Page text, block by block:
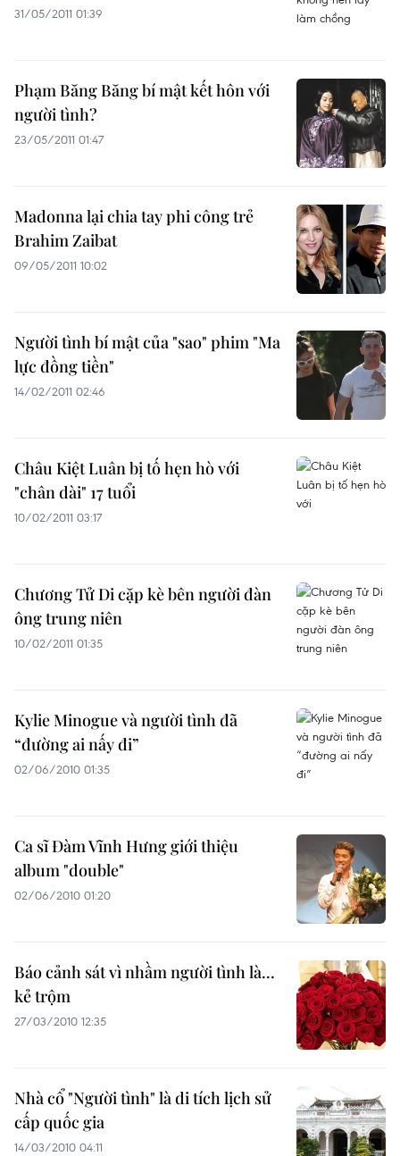
31/05/2011 01:39
Phạm Băng Băng bí mật kết hôn với
người tình?
23/05/2011 01:47
Madonna lại chia tay phi công trẻ
Brahim Zaibat
09/05/2011 10:02
Người tình bí mật của "sao" phim "Ma
lực đồng tiền"
14/02/2011 02:46
Châu Kiệt Luân bị tố hẹn hò với
"chân dài" 17 tuổi
10/02/2011 03:17
Chương Tử Di cặp kè bên người đàn
ông trung niên
10/02/2011 01:35
Kylie Minogue và người tình đã
“đường ai nấy đi”
02/06/2010 01:35
Ca sĩ Đàm Vĩnh Hưng giới thiệu
album "double"
02/06/2010 01:20
Báo cảnh sát vì nhầm người tình là...
kẻ trộm
27/03/2010 12:35
Nhà cổ "Người tình" là di tích lịch sử
cấp quốc gia
14/03/2010 04:11